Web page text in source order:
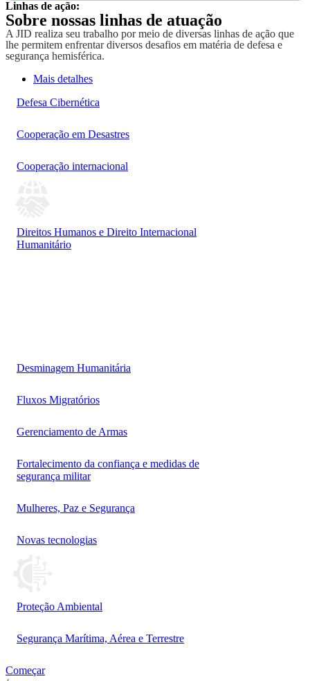
Linhas de ação:
Sobre nossas linhas de atuação
A JID realiza seu trabalho por meio de diversas linhas de ação que
lhe permitem enfrentar diversos desafios em matéria de defesa e
segurança hemisférica.
Mais detalhes
Defesa Cibernética
Cooperação em Desastres
Cooperação internacional
Direitos Humanos e Direito Internacional
Humanitário
Desminagem Humanitária
Fluxos Migratórios
Gerenciamento de Armas
Fortalecimento da confiança e medidas de
segurança militar
Mulheres, Paz e Segurança
Novas tecnologias
Proteção Ambiental
Segurança Marítima, Aérea e Terrestre
Começar